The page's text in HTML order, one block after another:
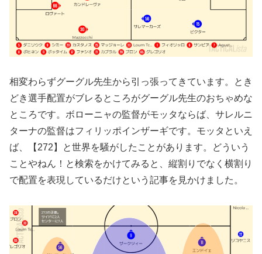
相変わらずグーグル先生から引っ張ってきています。とき
どき選手配置がブレるところがグーグル先生のおちゃめな
ところです。ボローニャの監督がモッタならば、サレルニ
ターナの監督はフィリッポインザーギです。モッタといえ
ば、【272】と世界を騒がしたことがあります。どういう
ことやねん！と検索をかけてみると、縦割りでなく横割り
で配置を表現しているだけという記事を見かけました。